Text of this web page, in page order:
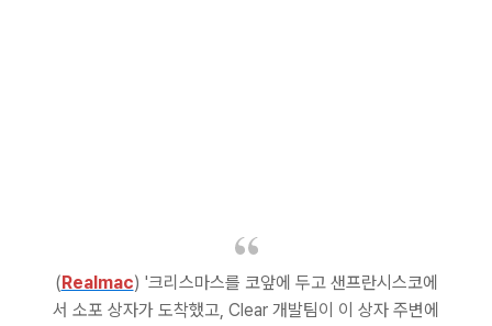
(Realmac) '크리스마스를 코앞에 두고 샌프란시스코에
서 소포 상자가 도착했고, Clear 개발팀이 이 상자 주변에